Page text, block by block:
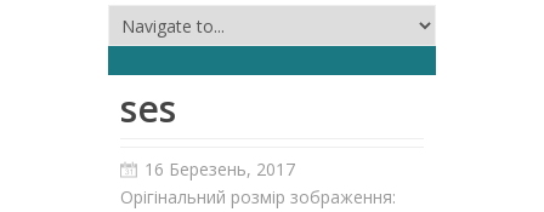
ses
16 Березень, 2017
Орігінальний розмір зображення: